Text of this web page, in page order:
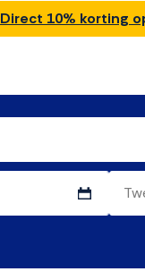
Direct 10% korting